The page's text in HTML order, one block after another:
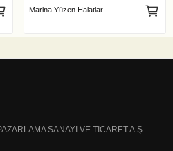
Marina Yüzen Halatlar
SANAYİ VE TİCARET A.Ş.